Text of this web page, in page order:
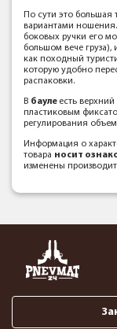
По сути это большая
вариантами ношения.
боковых ручки его
большом вече груза),
как походный
которую удобно
распаковки.
В бауле есть
пластиковым
регулирования
Информация о
товара носит
изменены